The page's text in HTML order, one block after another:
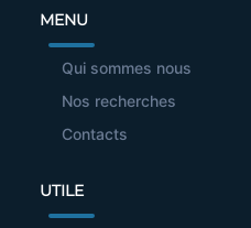
MENU
Qui sommes nous
Nos recherches
Contacts
UTILE